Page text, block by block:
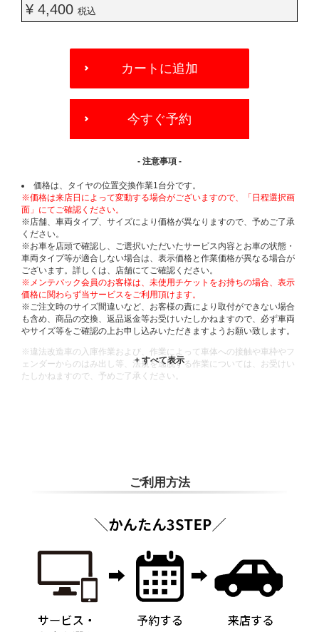
¥ 4,400 税込
OPTIONS
カートに追加
今すぐ予約
- 注意事項 -
価格は、タイヤの位置交換作業1台分です。
※価格は来店日によって変動する場合がございますので、「日程選択画
面」にてご確認ください。
※店舗、車両タイプ、サイズにより価格が異なりますので、予めご了承
ください。
※お車を店頭で確認し、ご選択いただいたサービス内容とお車の状態・
車両タイプ等が適合しない場合は、表示価格と作業価格が異なる場合が
ございます。詳しくは、店舗にてご確認ください。
※メンテパック会員のお客様は、未使用チケットをお持ちの場合、表示
価格に関わらず当サービスをご利用頂けます。
※ご注文時のサイズ間違いなど、お客様の責により取付ができない場合
も含め、商品の交換、返品返金等お受けいたしかねますので、必ず車両
やサイズ等をご確認の上お申し込みいただきますようお願い致します。
※違法改造車の入庫作業および、作業によって車体への接触や車枠やフ
ェンダーからのはみ出し等、法規を逸脱する作業については、お受けい
たしかねますので、予めご了承ください。
ご利用方法